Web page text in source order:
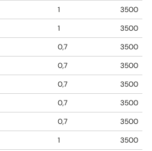
1
3500
1
3500
0,7
3500
0,7
3500
0,7
3500
0,7
3500
0,7
3500
1
3500